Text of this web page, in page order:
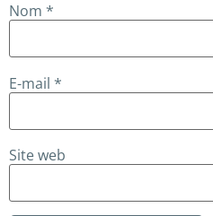
Nom *
E-mail *
Site web